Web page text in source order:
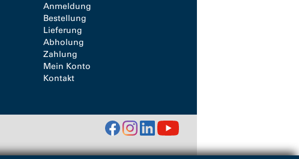
Anmeldung
Bestellung
Lieferung
Abholung
Zahlung
Mein Konto
Kontakt